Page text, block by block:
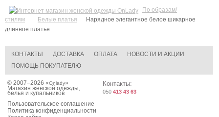
По образам/
стилям
Белые платья
Нарядное элегантное белое шикарное
длинное платье
КОНТАКТЫ ДОСТАВКА ОПЛАТА
НОВОСТИ И АКЦИИ
ПОМОЩЬ ПОКУПАТЕЛЮ
© 2007–2026 «Onlady»
Магазин женской одежды,
белья и купальников
Пользовательское соглашение
Политика конфиденциальности
Контакты:
050 413 43 63